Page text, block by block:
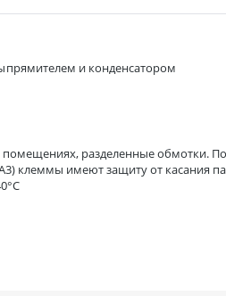
и конденсатором
разделенные обмотки.
клеммы имеют защиту от касания